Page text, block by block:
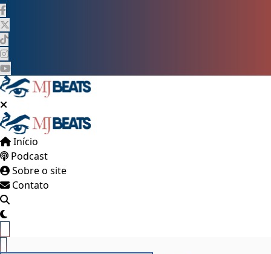
Pular
para
o
conteúdo
Início
Podcast
Sobre o site
Contato